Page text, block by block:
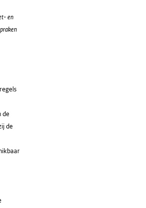
en
de
de